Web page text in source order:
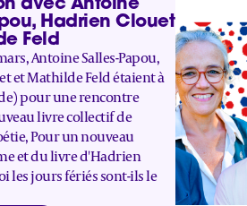
Hadrien Clouet
Feld
Antoine Salles-Papou,
et Mathilde Feld étaient à
pour une rencontre
livre collectif de
Pour un nouveau
et du livre d'Hadrien
les jours fériés sont-ils le